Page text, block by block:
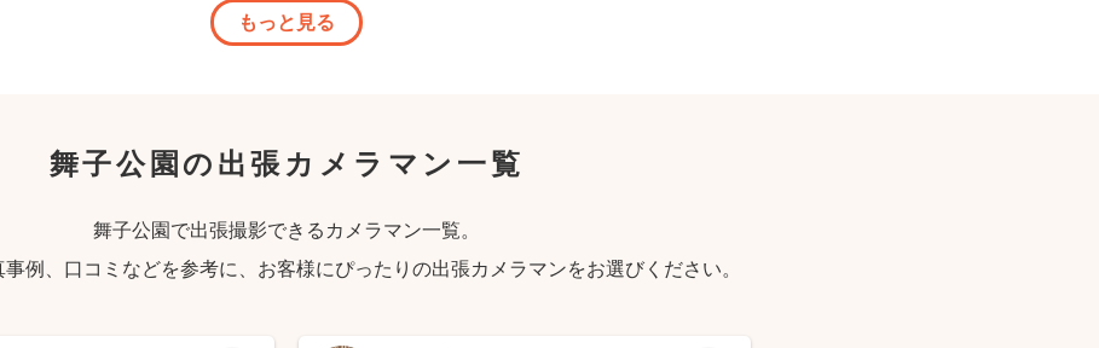
もっと見る
舞子公園の出張カメラマン一覧
舞子公園で出張撮影できるカメラマン一覧。
例、口コミなどを参考に、お客様にぴったりの出張カメラマンをお選びください。